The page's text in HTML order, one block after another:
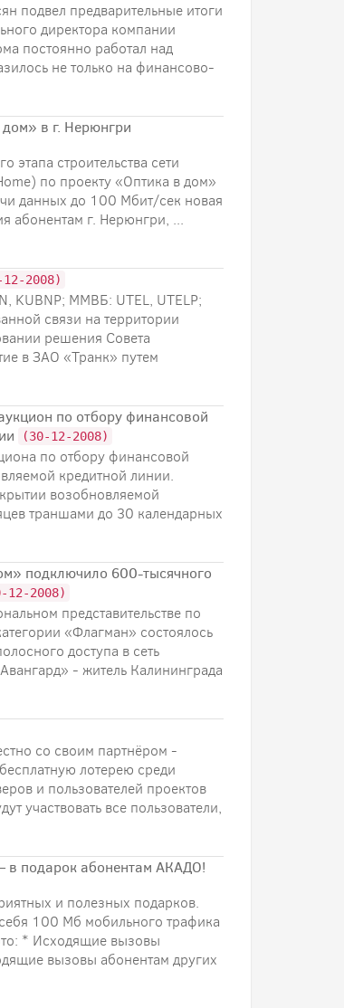
подвел предварительные итоги
директора компании
постоянно работал над
не только на финансово-
в г. Нерюнгри
строительства сети
по проекту «Оптика в дом»
данных до 100 Мбит/cек новая
абонентам г. Нерюнгри, ...
12-2008)
KUBNP; ММВБ: UTEL, UTELP;
связи на территории
решения Совета
в ЗАО «Транк» путем
по отбору финансовой
(30-12-2008)
по отбору финансовой
кредитной линии.
возобновляемой
траншами до 30 календарных
подключило 600-тысячного
12-2008)
представительстве по
«Флагман» состоялось
доступа в сеть
- житель Калининграда
со своим партнёром -
лотерею среди
и пользователей проектов
участвовать все пользователи,
подарок абонентам АКАДО!
и полезных подарков.
100 Мб мобильного трафика
* Исходящие вызовы
вызовы абонентам других